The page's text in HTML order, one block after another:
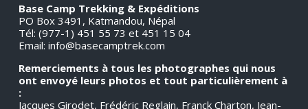
Base Camp Trekking & Expéditions
PO Box 3491, Katmandou, Népal
Tél: (977-1) 451 55 73 et 451 15 04
Email: info@basecamptrek.com
Remerciements à tous les photographes qui nous
ont envoyé leurs photos et tout particulièrement à
:
Jacques Girodet, Frédéric Reglain, Franck Charton, Jean-